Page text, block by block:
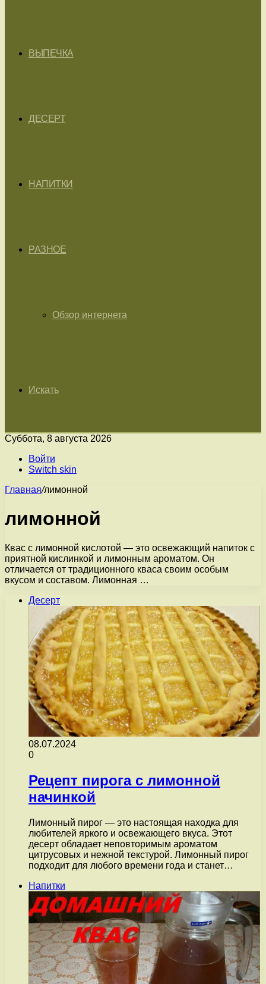
ВЫПЕЧКА
ДЕСЕРТ
НАПИТКИ
РАЗНОЕ
Обзор интернета
Искать
Суббота, 8 августа 2026
Войти
Switch skin
Главная/лимонной
лимонной
Квас с лимонной кислотой — это освежающий напиток с
приятной кислинкой и лимонным ароматом. Он
отличается от традиционного кваса своим особым
вкусом и составом. Лимонная …
Десерт
08.07.2024
0
Рецепт пирога с лимонной
начинкой
Лимонный пирог — это настоящая находка для
любителей яркого и освежающего вкуса. Этот
десерт обладает неповторимым ароматом
цитрусовых и нежной текстурой. Лимонный пирог
подходит для любого времени года и станет…
Напитки